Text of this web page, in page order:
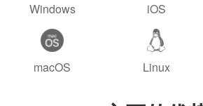
Windows iOS
macOS Linux